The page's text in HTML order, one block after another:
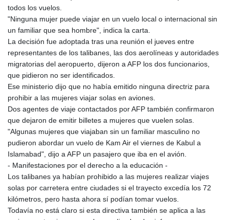
todos los vuelos.
"Ninguna mujer puede viajar en un vuelo local o internacional sin
un familiar que sea hombre", indica la carta.
La decisión fue adoptada tras una reunión el jueves entre
representantes de los talibanes, las dos aerolíneas y autoridades
migratorias del aeropuerto, dijeron a AFP los dos funcionarios,
que pidieron no ser identificados.
Ese ministerio dijo que no había emitido ninguna directriz para
prohibir a las mujeres viajar solas en aviones.
Dos agentes de viaje contactados por AFP también confirmaron
que dejaron de emitir billetes a mujeres que vuelen solas.
"Algunas mujeres que viajaban sin un familiar masculino no
pudieron abordar un vuelo de Kam Air el viernes de Kabul a
Islamabad", dijo a AFP un pasajero que iba en el avión.
- Manifestaciones por el derecho a la educación -
Los talibanes ya habían prohibido a las mujeres realizar viajes
solas por carretera entre ciudades si el trayecto excedía los 72
kilómetros, pero hasta ahora sí podían tomar vuelos.
Todavía no está claro si esta directiva también se aplica a las